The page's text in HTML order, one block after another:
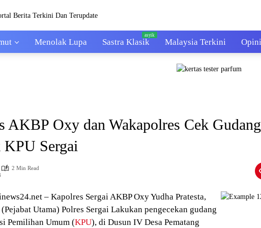
Menolak Lupa Sastra Klasik Malaysia Terkini Opini
AKBP Oxy dan Wakapolres Cek Gudang
Sergai
2 Min Read
– Kapolres Sergai AKBP Oxy Yudha Pratesta,
Utama) Polres Sergai Lakukan pengecekan gudang
Pemilihan Umum (KPU), di Dusun IV Desa Pematang